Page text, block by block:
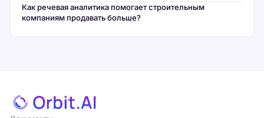
Как речевая аналитика помогает строительным
компаниям продавать больше?